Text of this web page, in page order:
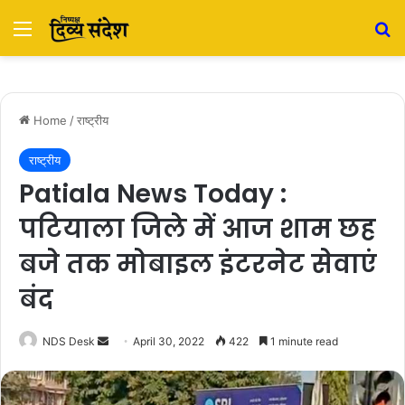
Menu
Home /राष्ट्रीय
राष्ट्रीय
Patiala News Today :
पटियाला जिले में आज शाम छह
बजे तक मोबाइल इंटरनेट सेवाएं
बंद
NDS Desk
n
April 30, 2022 422 1 minute read